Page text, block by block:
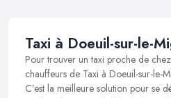
Taxi à Doeuil-sur-le-
Pour trouver un taxi proche de
chauffeurs de Taxi à Doeuil-sur-le-
C’est la meilleure solution pour se